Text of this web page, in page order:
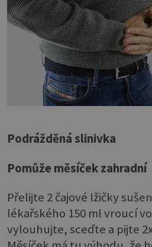
Podrážděná slinivka
Pomůže měsíček zahradní
Přelijte 2 čajové lžičky
lékařského 150 ml vroucí
vylouhujte, sceďte a pijte